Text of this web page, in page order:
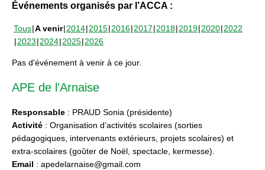
Événements organisés par l’ACCA :
Tous A venir 2014 2015 2016 2017 2018 2019 2020 2022
2023 2024 2025 2026
Pas d'événement à venir à ce jour.
APE de l’Arnaise
Responsable : PRAUD Sonia (présidente)
Activité : Organisation d’activités scolaires (sorties
pédagogiques, intervenants extérieurs, projets scolaires) et
extra-scolaires (goûter de Noël, spectacle, kermesse).
Email : apedelarnaise@gmail.com